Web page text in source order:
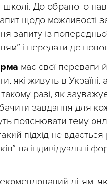
школі. До обраного
щодо можливості
запиту із
і передати до
має свої переваги
які живуть в
разі, як
завдання для
пояснювати тему
підхід не
на індивідуальні